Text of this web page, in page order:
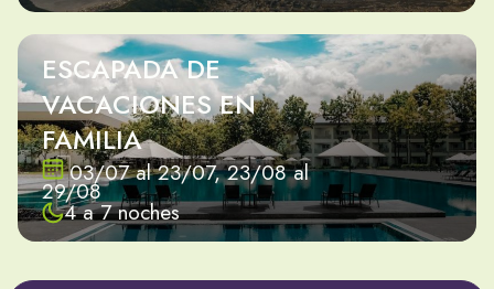
ESCAPADA DE
VACACIONES EN
FAMILIA
03/07 al 23/07, 23/08 al
29/08
4 a 7 noches